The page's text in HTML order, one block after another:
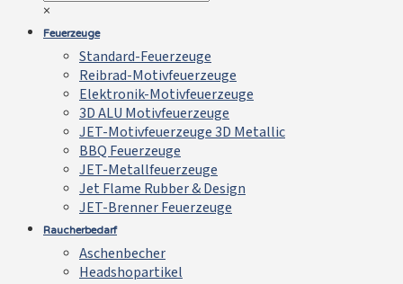
×
Feuerzeuge
Standard-Feuerzeuge
Reibrad-Motivfeuerzeuge
Elektronik-Motivfeuerzeuge
3D ALU Motivfeuerzeuge
JET-Motivfeuerzeuge 3D Metallic
BBQ Feuerzeuge
JET-Metallfeuerzeuge
Jet Flame Rubber & Design
JET-Brenner Feuerzeuge
Raucherbedarf
Aschenbecher
Headshopartikel